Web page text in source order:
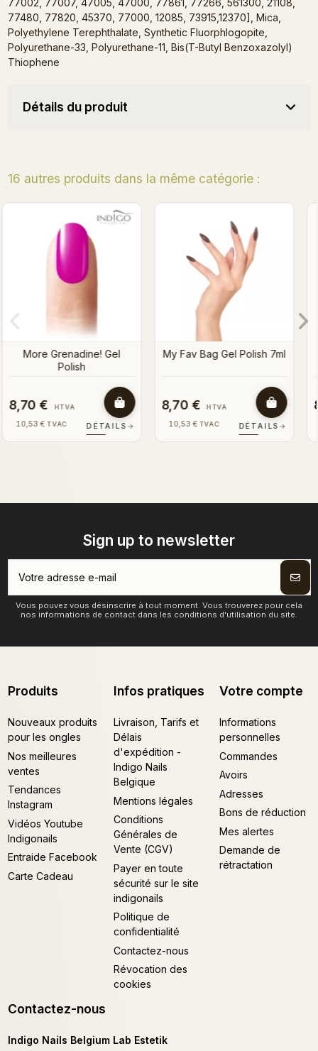
77002, 77007, 47005, 47000, 77861, 77266, 561300, 21108,
77480, 77820, 45370, 77000, 12085, 73915,12370], Mica,
Polyethylene Terephthalate, Synthetic Fluorphlogopite,
Polyurethane-33, Polyurethane-11, Bis(T-Butyl Benzoxazolyl)
Thiophene
Détails du produit
16 autres produits dans la même catégorie :
Miss Sunday Gel Polish
8,70 €
10,53 € TVAC DÉTAILS
8,70 €
10,53 € TVAC DÉTAILS
Sign up to newsletter
Vous pouvez vous désinscrire à tout moment. Vous trouverez pour cela
nos informations de contact dans les conditions d'utilisation du site.
Produits
Nouveaux produits
pour les ongles
Nos meilleures
ventes
Tendances
Instagram
Vidéos Youtube
Indigonails
Entraide Facebook
Carte Cadeau
Infos pratiques
Livraison, Tarifs et
Délais
d'expédition -
Indigo Nails
Belgique
Mentions légales
Conditions
Générales de
Vente (CGV)
Payer en toute
sécurité sur le site
indigonails
Politique de
confidentialité
Contactez-nous
Révocation des
cookies
Votre compte
Informations
personnelles
Commandes
Avoirs
Adresses
Bons de réduction
Mes alertes
Demande de
rétractation
Contactez-nous
Indigo Nails Belgium Lab Estetik